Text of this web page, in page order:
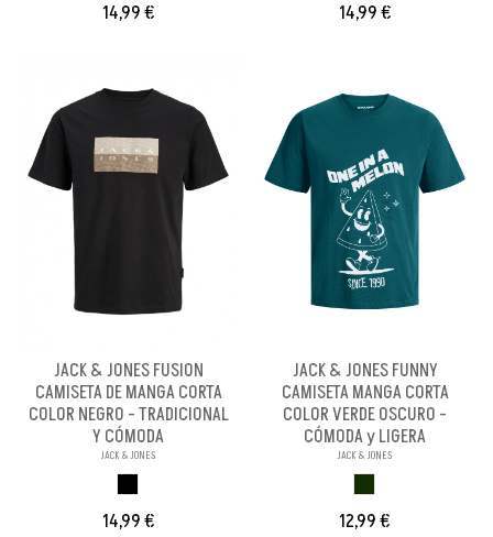
14,99 € 14,99 €
JACK & JONES FUSION
CAMISETA DE MANGA CORTA
COLOR NEGRO - TRADICIONAL
Y CÓMODA
JACK & JONES
14,99 €
JACK & JONES FUNNY
CAMISETA MANGA CORTA
COLOR VERDE OSCURO -
CÓMODA y LIGERA
JACK & JONES
12,99 €